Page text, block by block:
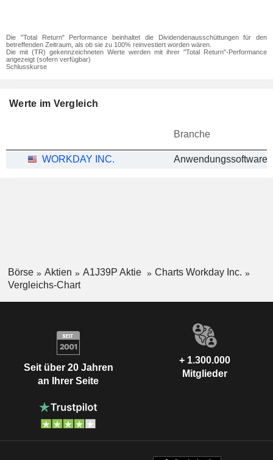
Die "Total Return" Performance beinhaltet die Dividendenausschüttungen für den
betreffenden Zeitraum, als ob sie zu 100% reinvestiert worden wären.
Die mit (TR) gekennzeichneten Werte werden mit ihrer "Total Return"-Performance
angezeigt (sofern verfügbar)
Schlusskurse
Werte im Vergleich
Branche
WORKDAY INC. Anwendungssoftware
Börse Aktien A1J39P Aktie
Charts Workday Inc.
Vergleichs-Chart
Seit über 20 Jahren
an Ihrer Seite
+ 1.300.000
Mitglieder